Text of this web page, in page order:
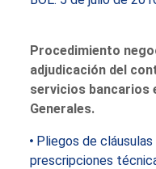
Procedimiento
adjudicación del
servicios bancarios
Generales.
Pliegos de
prescripciones